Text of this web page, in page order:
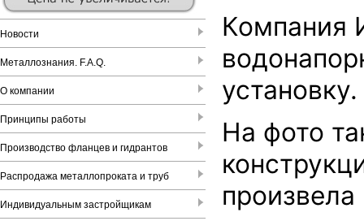
Новости
Металлознания. F.A.Q.
О компании
Принципы работы
Производство фланцев и гидрантов
Распродажа металлопроката и труб
Индивидуальным застройщикам
Компания
установку.
На фото